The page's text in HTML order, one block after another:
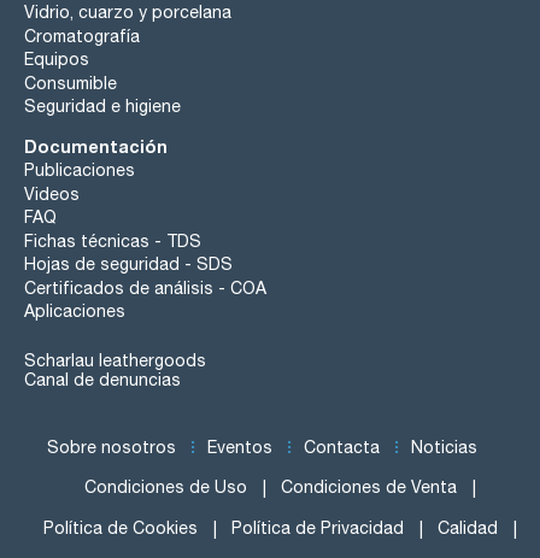
Vidrio, cuarzo y porcelana
Cromatografía
Equipos
Consumible
Seguridad e higiene
Documentación
Publicaciones
Videos
FAQ
Fichas técnicas - TDS
Hojas de seguridad - SDS
Certificados de análisis - COA
Aplicaciones
Scharlau leathergoods
Canal de denuncias
Sobre nosotros Eventos Contacta Noticias
Condiciones de Uso Condiciones de Venta
Política de Cookies Política de Privacidad Calidad